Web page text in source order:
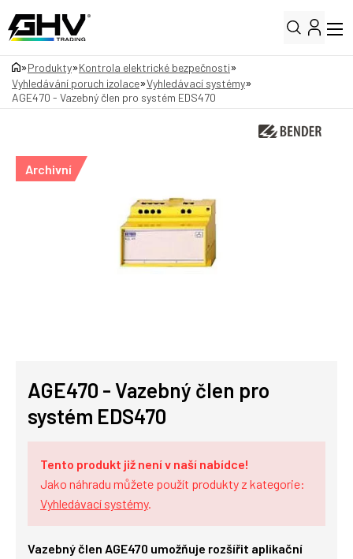
»Produkty»Kontrola elektrické bezpečnosti»
Vyhledávání poruch izolace»Vyhledávací systémy»
AGE470 - Vazebný člen pro systém EDS470
Archivní
AGE470 - Vazebný člen pro
systém EDS470
Tento produkt již není v naší nabídce!
Jako náhradu můžete použít produkty z kategorie:
Vyhledávací systémy.
Vazebný člen AGE470 umožňuje rozšířit aplikační